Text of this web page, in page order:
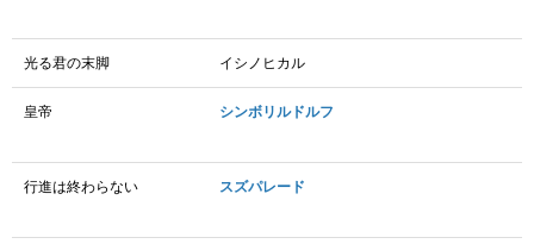
光る君の末脚 イシノヒカル
皇帝 シンボリルドルフ
行進は終わらない スズパレード